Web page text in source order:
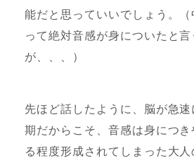
能だと思っていいでしょう。
って絶対音感が身についたと
が、、、）
先ほど話したように、脳が急
期だからこそ、音感は身につ
る程度形成されてしまった大